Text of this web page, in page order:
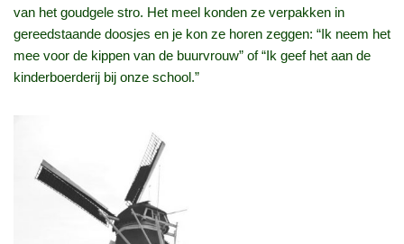
van het goudgele stro. Het meel konden ze verpakken in
gereedstaande doosjes en je kon ze horen zeggen: “Ik neem het
mee voor de kippen van de buurvrouw” of “Ik geef het aan de
kinderboerderij bij onze school.”